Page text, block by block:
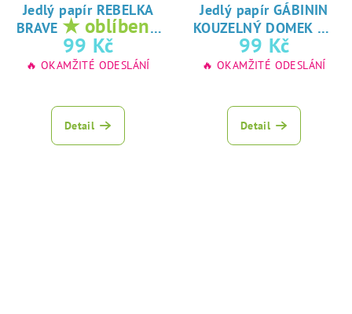
Jedlý papír REBELKA
BRAVE ★ oblíbený
tisk na jedlý
papír
99 Kč
🔥 OKAMŽITÉ ODESLÁNÍ
Detail
Jedlý papír GÁBININ
KOUZELNÝ DOMEK ★
oblíbený tisk na
jedlý papír
99 Kč
🔥 OKAMŽITÉ ODESLÁNÍ
Detail